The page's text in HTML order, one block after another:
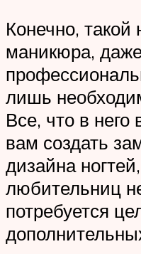
Конечно, такой
маникюра,
лишь
Все, что в него
вам создать
дизайна
любительниц
потребуется